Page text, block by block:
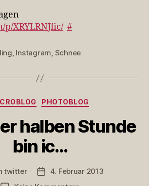
XRYLRNJfic/ #
, Instagram, Schnee
Kategorien
PHOTOBLOG
halben Stunde
bin ic…
twitter Veröffentlichungsdatum
4. Februar 2013